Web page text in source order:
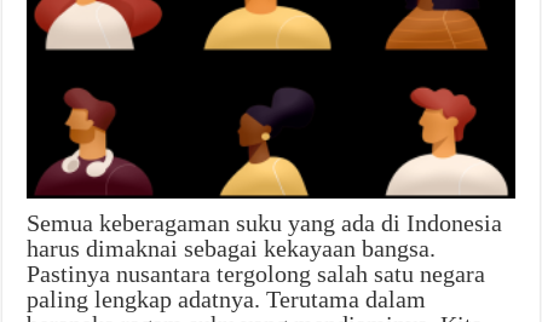
Semua keberagaman suku yang ada di Indonesia
harus dimaknai sebagai kekayaan bangsa.
Pastinya nusantara tergolong salah satu negara
paling lengkap adatnya. Terutama dalam